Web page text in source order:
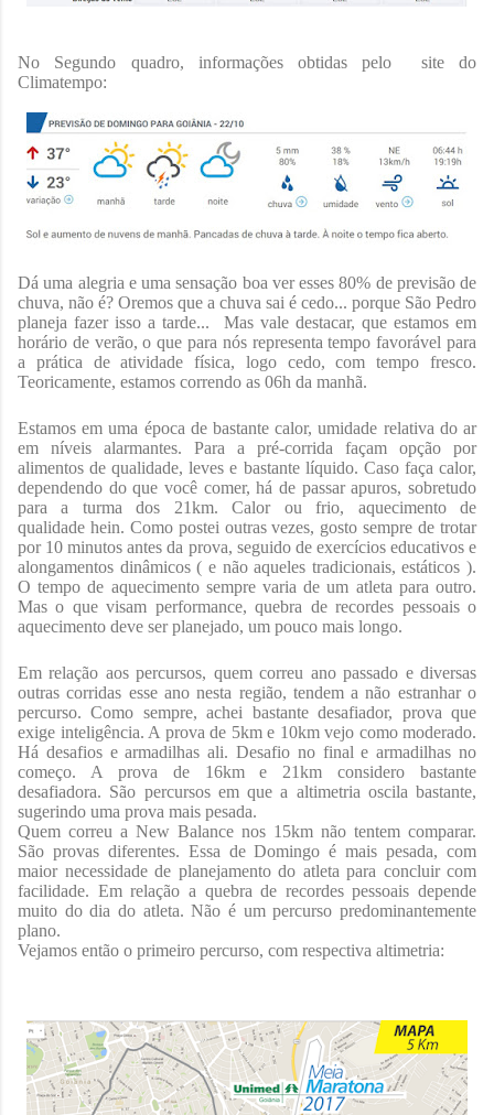
No Segundo quadro, informações obtidas pelo
site do
Climatempo:
Dá uma alegria e uma sensação boa ver esses 80% de previsão de
chuva, não é? Oremos que a chuva sai é cedo... porque São Pedro
planeja fazer isso a tarde...
Mas vale destacar, que estamos em
horário de verão, o que para nós representa tempo favorável para
a prática de atividade física, logo cedo, com tempo fresco.
Teoricamente, estamos correndo as 06h da manhã.
Estamos em uma época de bastante calor, umidade relativa do ar
em níveis alarmantes. Para a pré-corrida façam opção por
alimentos de qualidade, leves e bastante líquido. Caso faça calor,
dependendo do que você comer, há de passar apuros, sobretudo
para a turma dos 21km. Calor ou frio, aquecimento de
qualidade hein. Como postei outras vezes, gosto sempre de trotar
por 10 minutos antes da prova, seguido de exercícios educativos e
alongamentos dinâmicos ( e não aqueles tradicionais, estáticos ).
O tempo de aquecimento sempre varia de um atleta para outro.
Mas o que visam performance, quebra de recordes pessoais o
aquecimento deve ser planejado, um pouco mais longo.
Em relação aos percursos, quem correu ano passado e diversas
outras corridas esse ano nesta região, tendem a não estranhar o
percurso. Como sempre, achei bastante desafiador, prova que
exige inteligência. A prova de 5km e 10km vejo como moderado.
Há desafios e armadilhas ali. Desafio no final e armadilhas no
começo. A prova de 16km e 21km considero bastante
desafiadora. São percursos em que a altimetria oscila bastante,
sugerindo uma prova mais pesada.
Quem correu a New Balance nos 15km não tentem comparar.
São provas diferentes. Essa de Domingo é mais pesada, com
maior necessidade de planejamento do atleta para concluir com
facilidade. Em relação a quebra de recordes pessoais depende
muito do dia do atleta. Não é um percurso predominantemente
plano.
Vejamos então o primeiro percurso, com respectiva altimetria: